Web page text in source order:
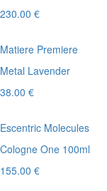
230.00 €
Matiere Premiere
Metal Lavender
38.00 €
Escentric Molecules
Cologne One 100ml
155.00 €